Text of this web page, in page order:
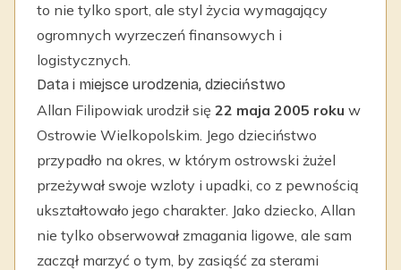
to nie tylko sport, ale styl życia wymagający
ogromnych wyrzeczeń finansowych i
logistycznych.
Data i miejsce urodzenia, dzieciństwo
Allan Filipowiak urodził się 22 maja 2005 roku w
Ostrowie Wielkopolskim. Jego dzieciństwo
przypadło na okres, w którym ostrowski żużel
przeżywał swoje wzloty i upadki, co z pewnością
ukształtowało jego charakter. Jako dziecko, Allan
nie tylko obserwował zmagania ligowe, ale sam
zaczął marzyć o tym, by zasiąść za sterami